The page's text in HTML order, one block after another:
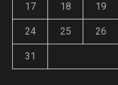
17 18 19
24 25 26
31